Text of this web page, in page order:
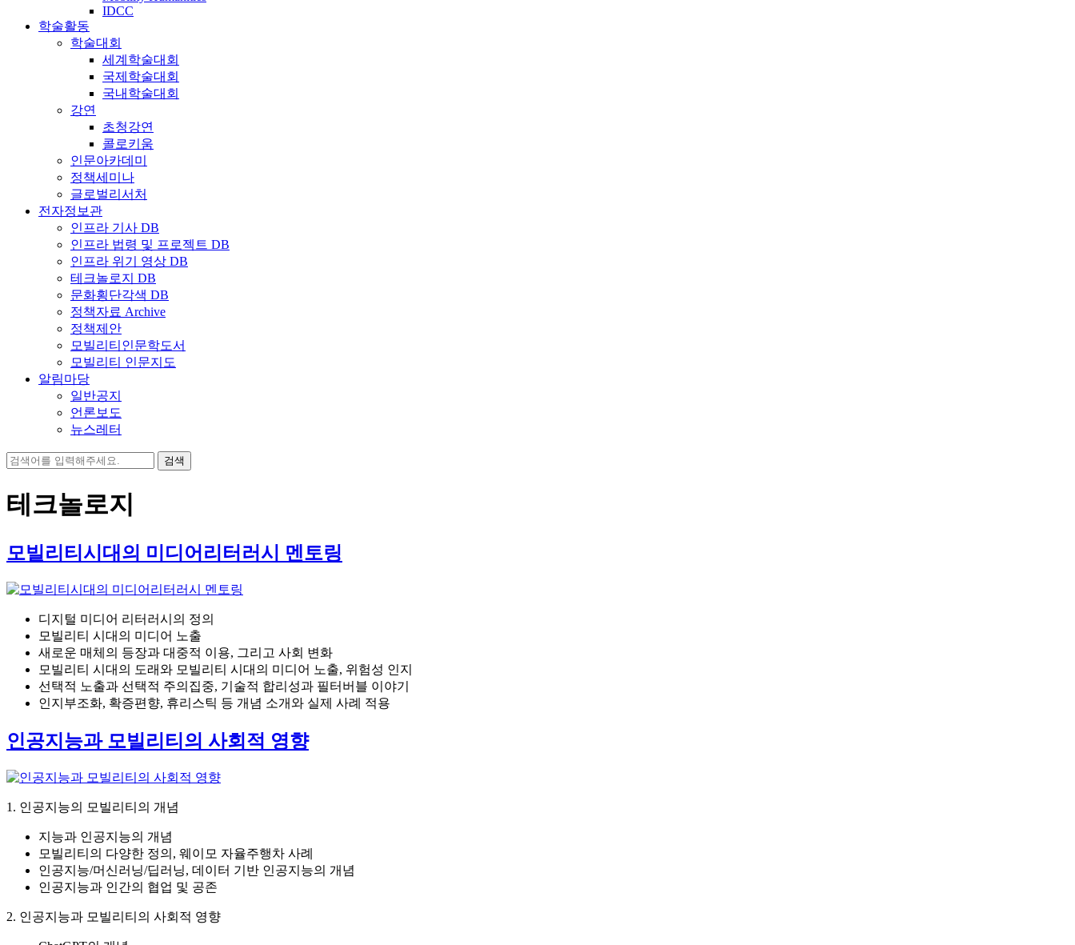
IDCC
학술활동
학술대회
세계학술대회
국제학술대회
국내학술대회
강연
초청강연
콜로키움
인문아카데미
정책세미나
글로벌리서처
전자정보관
인프라 기사 DB
인프라 법령 및 프로젝트 DB
인프라 위기 영상 DB
테크놀로지 DB
문화횡단각색 DB
정책자료 Archive
정책제안
모빌리티인문학도서
모빌리티 인문지도
알림마당
일반공지
언론보도
뉴스레터
검
테크놀로지
모빌리티시대의 미디어리터러시 멘토링
디지털 미디어 리터러시의 정의
모빌리티 시대의 미디어 노출
새로운 매체의 등장과 대중적 이용, 그리고 사회 변화
모빌리티 시대의 도래와 모빌리티 시대의 미디어 노출, 위험성 인지
선택적 노출과 선택적 주의집중, 기술적 합리성과 필터버블 이야기
인지부조화, 확증편향, 휴리스틱 등 개념 소개와 실제 사례 적용
인공지능과 모빌리티의 사회적 영향
1. 인공지능의 모빌리티의 개념
지능과 인공지능의 개념
모빌리티의 다양한 정의, 웨이모 자율주행차 사례
인공지능/머신러닝/딥러닝, 데이터 기반 인공지능의 개념
인공지능과 인간의 협업 및 공존
2. 인공지능과 모빌리티의 사회적 영향